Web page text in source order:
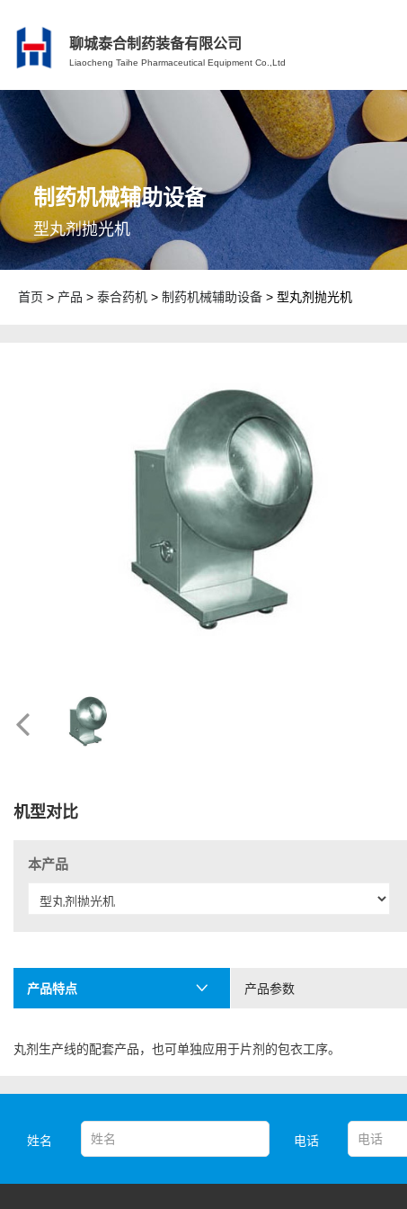
聊城泰合制药装备有限公司
Liaocheng Taihe Pharmaceutical Equipment Co.,Ltd
制药机械辅助设备
型丸剂抛光机
首页 > 产品 > 泰合药机 > 制药机械辅助设备 > 型丸剂抛光机
机型对比
本产品
产品特点 产品参数
丸剂生产线的配套产品，也可单独应用于片剂的包衣工序。
姓名 电话